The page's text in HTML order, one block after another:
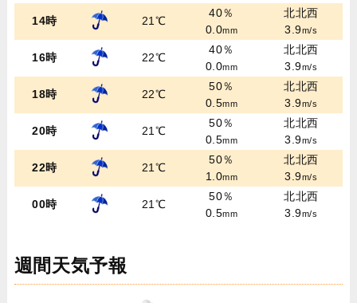
14時 21℃
40％
0.0mm
北北西
3.9m/s
16時 22℃
40％
0.0mm
北北西
3.9m/s
18時 22℃
50％
0.5mm
北北西
3.9m/s
20時 21℃
50％
0.5mm
北北西
3.9m/s
22時 21℃
50％
1.0mm
北北西
3.9m/s
00時 21℃
50％
0.5mm
北北西
3.9m/s
週間天気予報